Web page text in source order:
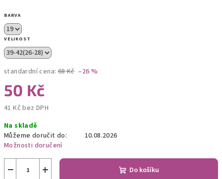
BARVA
VELIKOST
standardní cena: 68 Kč –26 %
50 Kč
41 Kč bez DPH
cena:
Na skladě
Můžeme doručit do:
10.08.2026
Možnosti doručení
+
− Do košíku